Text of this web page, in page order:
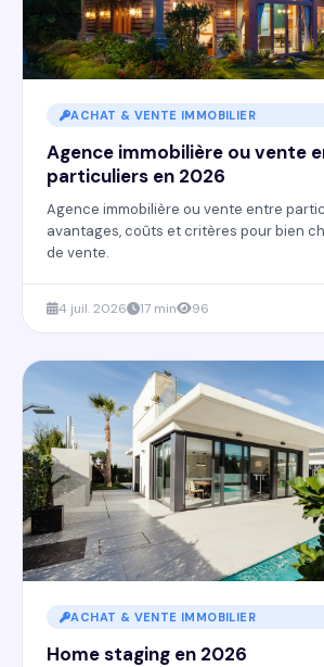
ACHAT & VENTE IMMOBILIER
Agence immobilière ou vente
particuliers en 2026
Agence immobilière ou vente entre
avantages, coûts et critères pour bien
de vente.
4 juil. 2026 17 min 96
ACHAT & VENTE IMMOBILIER
Home staging en 2026